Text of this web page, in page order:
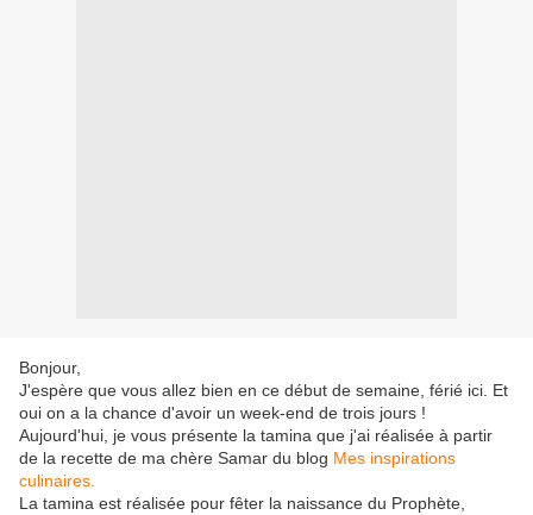
Bonjour,
J'espère que vous allez bien en ce début de semaine, férié ici. Et
oui on a la chance d'avoir un week-end de trois jours !
Aujourd'hui, je vous présente la tamina que j'ai réalisée à partir
de la recette de ma chère Samar du blog Mes inspirations
culinaires.
La tamina est réalisée pour fêter la naissance du Prophète,